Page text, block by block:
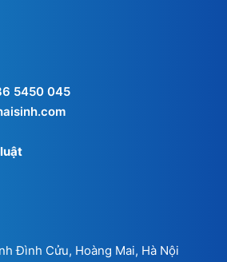
5450 045
Đình Cửu, Hoàng Mai, Hà Nội